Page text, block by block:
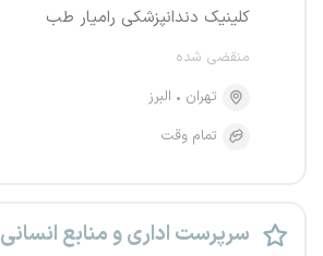
کلینیک دندانپزشکی رامیار طب
منقضی شده
تهران
البرز
تمام وقت
سرپرست اداری و منابع انسانی